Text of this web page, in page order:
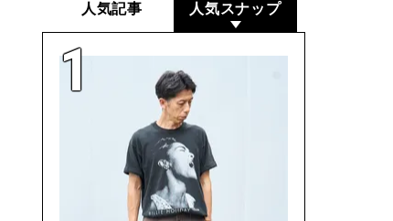
人気記事 人気スナップ